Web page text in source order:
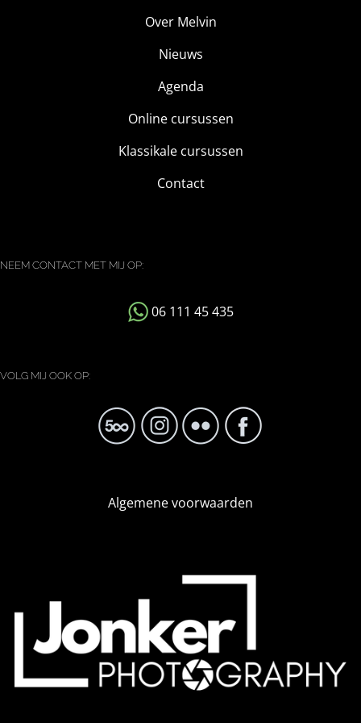
Over Melvin
Nieuws
Agenda
Online cursussen
Klassikale cursussen
Contact
NEEM CONTACT MET MIJ OP:
06 111 45 435
VOLG MIJ OOK OP:
Algemene voorwaarden